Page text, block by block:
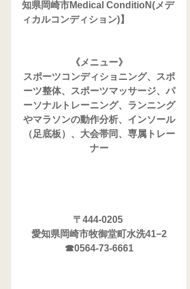
知県岡崎市Medical ConditioN(メデ
ィカルコンディション)】
《メニュー》
スポーツコンディショニング、スポ
ーツ整体、スポーツマッサージ、パ
ーソナルトレーニング、ランニング
やマラソンの動作分析、インソール
（足底板）、大会帯同、専属トレー
ナー
〒444-0205
愛知県岡崎市牧御堂町水洗41−2
☎0564-73-6661